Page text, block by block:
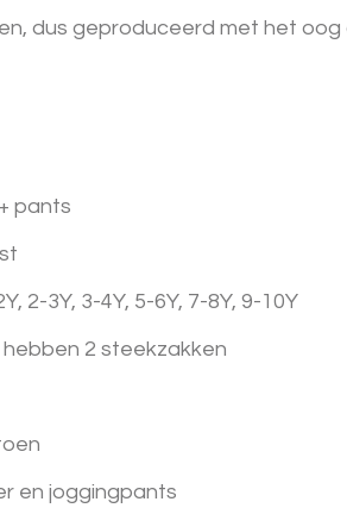
dus geproduceerd met het oog
pants
2-3Y, 3-4Y, 5-6Y, 7-8Y, 9-10Y
hebben 2 steekzakken
en joggingpants